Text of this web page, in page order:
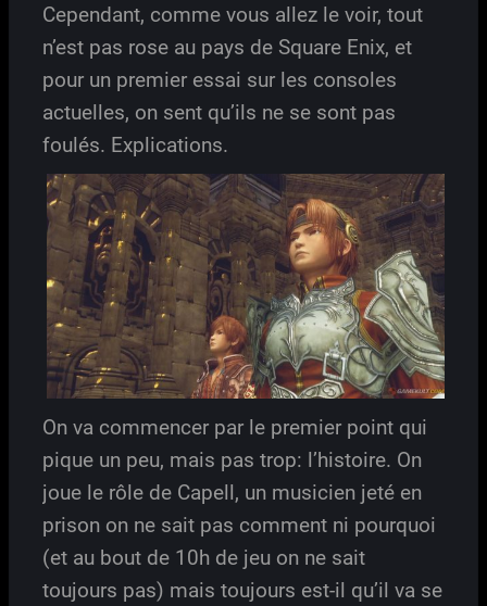
Cependant, comme vous allez le voir, tout
n’est pas rose au pays de Square Enix, et
pour un premier essai sur les consoles
actuelles, on sent qu’ils ne se sont pas
foulés. Explications.
On va commencer par le premier point qui
pique un peu, mais pas trop: l’histoire. On
joue le rôle de Capell, un musicien jeté en
prison on ne sait pas comment ni pourquoi
(et au bout de 10h de jeu on ne sait
toujours pas) mais toujours est-il qu’il va se